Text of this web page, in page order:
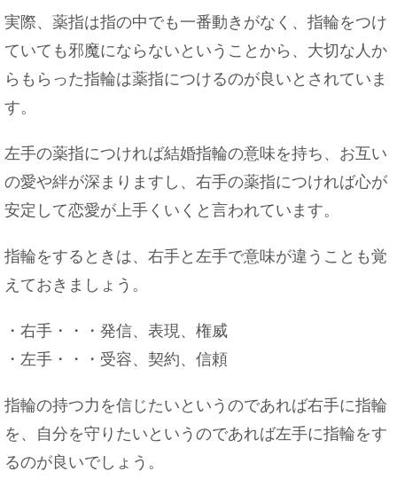
実際、薬指は指の中でも一番動きがなく、指輪をつけ
ていても邪魔にならないということから、大切な人か
らもらった指輪は薬指につけるのが良いとされていま
す。
左手の薬指につければ結婚指輪の意味を持ち、お互い
の愛や絆が深まりますし、右手の薬指につければ心が
安定して恋愛が上手くいくと言われています。
指輪をするときは、右手と左手で意味が違うことも覚
えておきましょう。
・右手・・・発信、表現、権威
・左手・・・受容、契約、信頼
指輪の持つ力を信じたいというのであれば右手に指輪
を、自分を守りたいというのであれば左手に指輪をす
るのが良いでしょう。